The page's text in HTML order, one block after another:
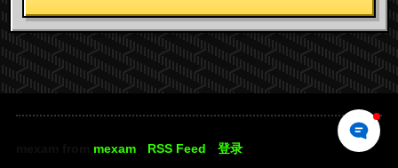
mexam· RSS Feed 登录